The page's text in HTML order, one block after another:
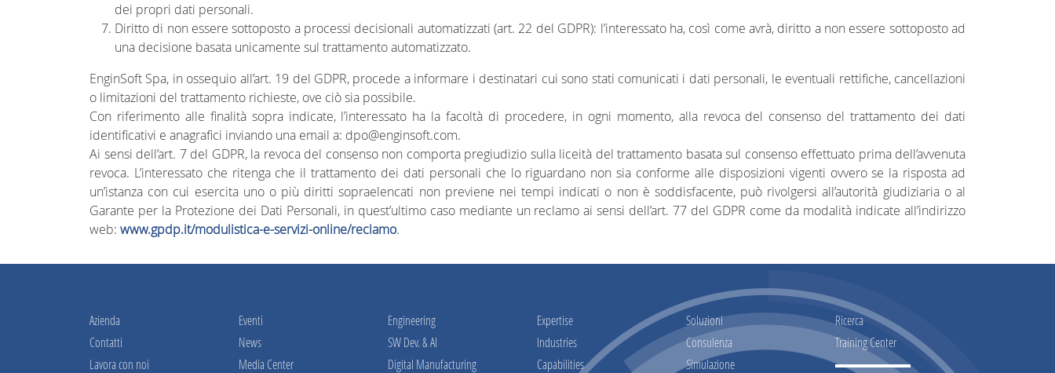
dei propri dati personali.
Diritto di non essere sottoposto a processi decisionali automatizzati (art. 22 del GDPR): l’interessato ha, così come avrà, diritto a non essere sottoposto ad
una decisione basata unicamente sul trattamento automatizzato.
EnginSoft Spa, in ossequio all’art. 19 del GDPR, procede a informare i destinatari cui sono stati comunicati i dati personali, le eventuali rettifiche, cancellazioni
o limitazioni del trattamento richieste, ove ciò sia possibile.
Con riferimento alle finalità sopra indicate, l’interessato ha la facoltà di procedere, in ogni momento, alla revoca del consenso del trattamento dei dati
identificativi e anagrafici inviando una email a: dpo@enginsoft.com.
Ai sensi dell’art. 7 del GDPR, la revoca del consenso non comporta pregiudizio sulla liceità del trattamento basata sul consenso effettuato prima dell’avvenuta
revoca. L’interessato che ritenga che il trattamento dei dati personali che lo riguardano non sia conforme alle disposizioni vigenti ovvero se la risposta ad
un’istanza con cui esercita uno o più diritti sopraelencati non previene nei tempi indicati o non è soddisfacente, può rivolgersi all’autorità giudiziaria o al
Garante per la Protezione dei Dati Personali, in quest’ultimo caso mediante un reclamo ai sensi dell’art. 77 del GDPR come da modalità indicate all’indirizzo
web: www.gpdp.it/modulistica-e-servizi-online/reclamo.
Azienda
Contatti
Lavora con noi
Eventi
News
Media Center
Engineering
SW Dev. & AI
Digital Manufacturing
Expertise
Industries
Capabilities
Soluzioni
Consulenza
Simulazione
Ricerca
Training Center